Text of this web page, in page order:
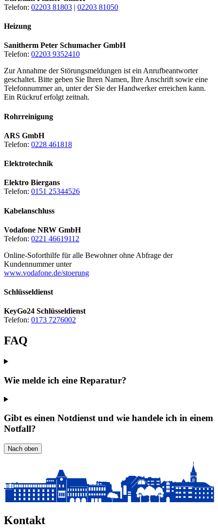
Telefon: 02203 81803 | 02203 81050
Heizung
Sanitherm Peter Schumacher GmbH
Telefon: 02203 9352410
Zur Annahme der Störungsmeldungen ist ein Anrufbeantworter
geschaltet. Bitte geben Sie Ihren Namen, Ihre Anschrift sowie eine
Telefonnummer an, unter der Sie der Handwerker erreichen kann.
Ein Rückruf erfolgt zeitnah.
Rohrreinigung
ARS GmbH
Telefon: 0228 461818
Elektrotechnik
Elektro Biergans
Telefon: 0151 25344526
Kabelanschluss
Vodafone NRW GmbH
Telefon: 0221 46619112
Online-Soforthilfe für alle Bewohner ohne Abfrage der
Kundennummer unter
www.vodafone.de/stoerung
Schlüsseldienst
KeyGo24 Schlüsseldienst
Telefon: 0173 7276002
FAQ
Wie melde ich eine Reparatur?
Gibt es einen Notdienst und wie handele ich in einem
Notfall?
Nach oben
Kontakt